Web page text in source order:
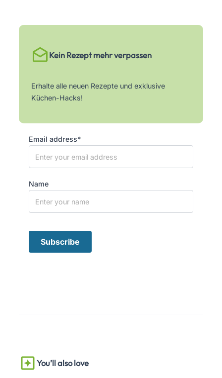
Kein Rezept mehr verpassen
Erhalte alle neuen Rezepte und exklusive
Küchen-Hacks!
Email address*
Name
You’ll also love